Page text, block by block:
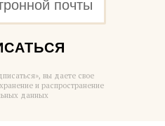
вы даете свое
и распространение
данных